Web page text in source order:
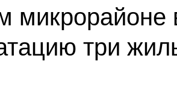
микрорайоне
три